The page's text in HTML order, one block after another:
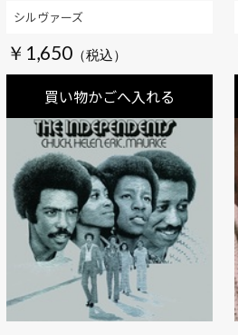
￥1,650
買い物かごへ入れる
シルヴァーズ